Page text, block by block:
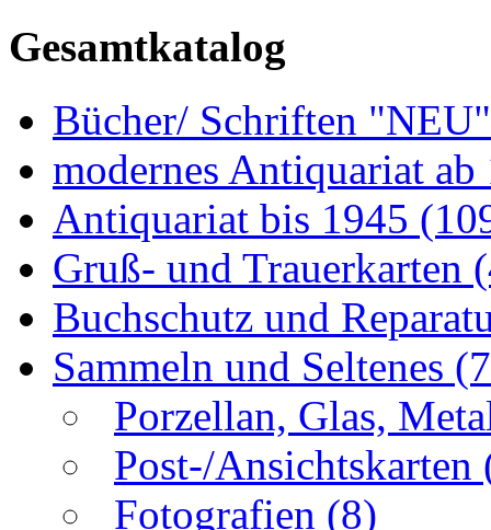
Gesamtkatalog
Bücher/ Schriften
modernes Antiquariat
Antiquariat bis 1945
Gruß- und Trauerkarten
Buchschutz und
Sammeln und Seltenes
Porzellan, Glas,
Post-/Ansichtskarten
Fotografien (8)